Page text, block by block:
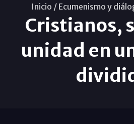
Inicio / Ecumenismo y
Cristianos,
unidad en